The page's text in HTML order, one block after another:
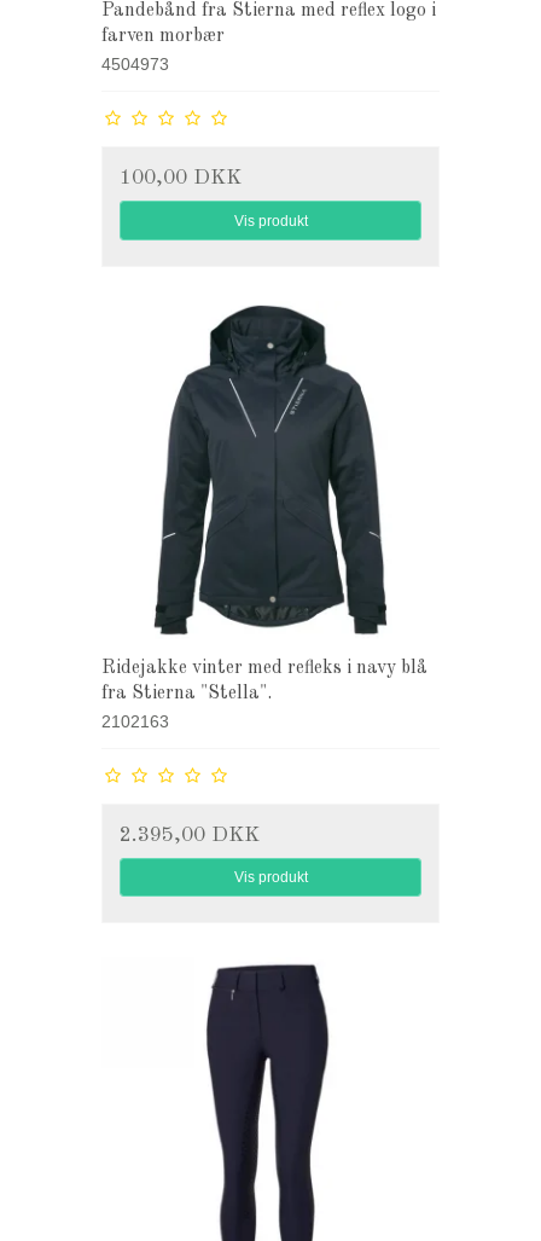
Pandebånd fra Stierna med reflex logo i
farven morbær
4504973
100,00 DKK
Vis produkt
Ridejakke vinter med refleks i navy blå
fra Stierna "Stella".
2102163
2.395,00 DKK
Vis produkt